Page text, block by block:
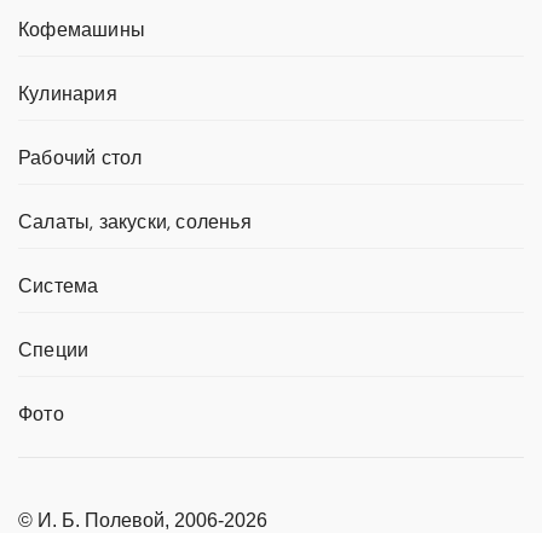
Кофемашины
Кулинария
Рабочий стол
Салаты, закуски, соленья
Система
Специи
Фото
© И. Б. Полевой, 2006-2026